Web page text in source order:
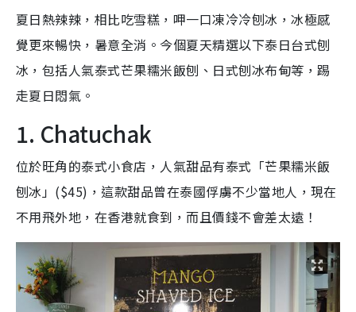
夏日熱辣辣，相比吃雪糕，呷一口凍冷冷刨冰，冰極感
覺更來暢快，暑意全消。今個夏天精選以下泰日台式刨
冰，包括人氣泰式芒果糯米飯刨、日式刨冰布甸等，踢
走夏日悶氣。
1. Chatuchak
位於旺角的泰式小食店，人氣甜品有泰式「芒果糯米飯
刨冰」($45)，這款甜品曾在泰國俘虜不少當地人，現在
不用飛外地，在香港就食到，而且價錢不會差太遠！